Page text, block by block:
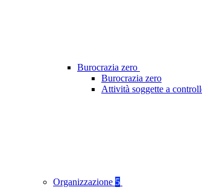
Burocrazia zero
Burocrazia zero
Attività soggette a
Organizzazione 5